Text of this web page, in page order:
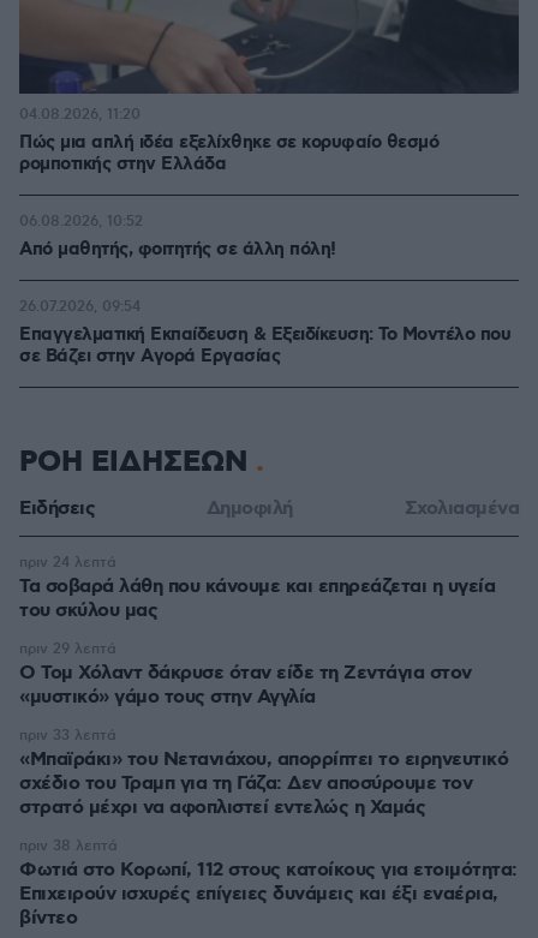
Πώς μια απλή ιδέα εξελίχθηκε σε κορυφαίο θεσμό
ρομποτικής στην Ελλάδα
04.08.2026, 11:20
Από μαθητής, φοιτητής σε άλλη πόλη!
06.08.2026, 10:52
Επαγγελματική Εκπαίδευση & Εξειδίκευση: Το Mοντέλο που
σε Bάζει στην Aγορά Eργασίας
26.07.2026, 09:54
ΡΟΗ ΕΙΔΗΣΕΩΝ
Ειδήσεις Δημοφιλή Σχολιασμένα
Τα σοβαρά λάθη που κάνουμε και επηρεάζεται η υγεία
του σκύλου μας
πριν 24 λεπτά
Ο Τομ Χόλαντ δάκρυσε όταν είδε τη Ζεντάγια στον
«μυστικό» γάμο τους στην Αγγλία
πριν 29 λεπτά
«Μπαϊράκι» του Νετανιάχου, απορρίπτει το ειρηνευτικό
σχέδιο του Τραμπ για τη Γάζα: Δεν αποσύρουμε τον
στρατό μέχρι να αφοπλιστεί εντελώς η Χαμάς
πριν 33 λεπτά
Φωτιά στο Κορωπί, 112 στους κατοίκους για ετοιμότητα:
Επιχειρούν ισχυρές επίγειες δυνάμεις και έξι εναέρια,
βίντεο
πριν 38 λεπτά